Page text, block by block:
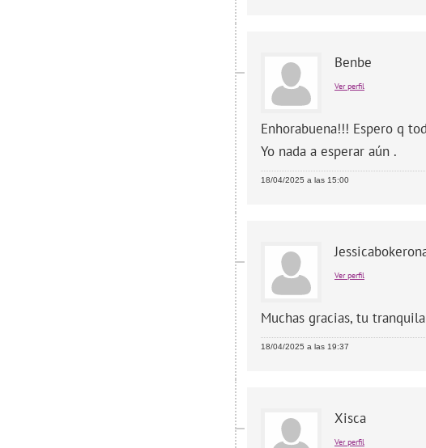
Benbe
Ver perfil
Enhorabuena!!! Espero q
Yo nada a esperar aún .
18/04/2025 a las 15:00
Ver perfil
Muchas gracias, tu
18/04/2025 a las 19:37
Xisca
Ver perfil